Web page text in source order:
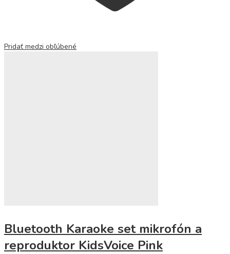
Pridať medzi obľúbené
Bluetooth Karaoke set mikrofón a
reproduktor KidsVoice Pink